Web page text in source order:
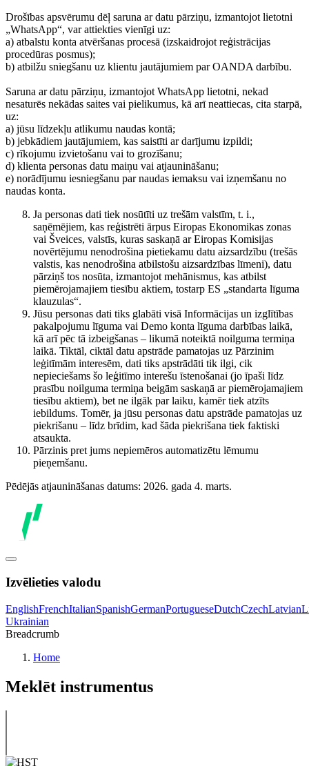
Drošības apsvērumu dēļ saruna ar datu pārziņu, izmantojot lietotni
„WhatsApp“, var attiekties vienīgi uz:
a) atbalstu konta atvēršanas procesā (izskaidrojot reģistrācijas
procedūras posmus);
b) atbilžu sniegšanu uz klientu jautājumiem par OANDA darbību.
Saruna ar datu pārziņu, izmantojot WhatsApp lietotni, nekad
nesaturēs nekādas saites vai pielikumus, kā arī neattiecas, cita starpā,
uz:
a) jūsu līdzekļu atlikumu naudas kontā;
b) jebkādiem jautājumiem, kas saistīti ar darījumu izpildi;
c) rīkojumu izvietošanu vai to grozīšanu;
d) klienta personas datu maiņu vai atjaunināšanu;
e) norādījumu iesniegšanu par naudas iemaksu vai izņemšanu no
naudas konta.
Ja personas dati tiek nosūtīti uz trešām valstīm, t. i.,
saņēmējiem, kas reģistrēti ārpus Eiropas Ekonomikas zonas
vai Šveices, valstīs, kuras saskaņā ar Eiropas Komisijas
novērtējumu nenodrošina pietiekamu datu aizsardzību (trešās
valstis, kas nenodrošina atbilstošu aizsardzības līmeni), datu
pārziņš tos nosūta, izmantojot mehānismus, kas atbilst
piemērojamajiem tiesību aktiem, tostarp ES „standarta līguma
klauzulas“.
Jūsu personas dati tiks glabāti visā Informācijas un izglītības
pakalpojumu līguma vai Demo konta līguma darbības laikā,
kā arī pēc tā izbeigšanas – likumā noteiktā noilguma termiņa
laikā. Tiktāl, ciktāl datu apstrāde pamatojas uz Pārzinim
leģitīmām interesēm, dati tiks apstrādāti tik ilgi, cik
nepieciešams šo leģitīmo interešu īstenošanai (jo īpaši līdz
prasību noilguma termiņa beigām saskaņā ar piemērojamajiem
tiesību aktiem), bet ne ilgāk par laiku, kamēr tiek atzīts
iebildums. Tomēr, ja jūsu personas datu apstrāde pamatojas uz
piekrišanu – līdz brīdim, kad šāda piekrišana tiek faktiski
atsaukta.
Pārzinis pret jums nepiemēros automatizētu lēmumu
pieņemšanu.
Pēdējās atjaunināšanas datums: 2026. gada 4. marts.
Izvēlieties valodu
EnglishFrenchItalianSpanishGermanPortugueseDutchCzechLatvian
Ukrainian
Breadcrumb
Home
Meklēt instrumentus